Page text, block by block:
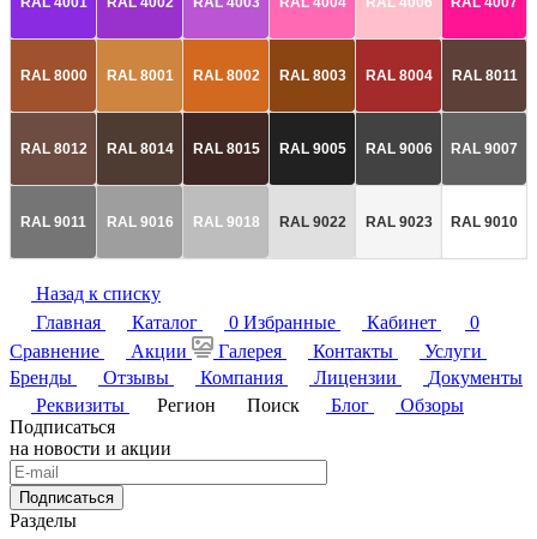
RAL 8000 RAL 8001 RAL 8002 RAL 8003 RAL 8004 RAL 8011
RAL 8012 RAL 8014 RAL 8015 RAL 9005 RAL 9006 RAL 9007
RAL 9011 RAL 9016 RAL 9018 RAL 9022 RAL 9023 RAL 9010
Назад к списку
Главная
Каталог 0 Избранные Кабинет
0
Сравнение
Акции Галерея Контакты
Услуги
Бренды
Отзывы Компания Лицензии
Документы
Реквизиты
Регион Поиск Блог
Обзоры
Подписаться
на новости и акции
Подписаться
Разделы